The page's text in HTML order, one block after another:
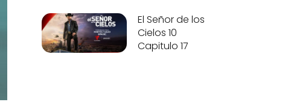
El Señor de los
Cielos 10
Capitulo 17